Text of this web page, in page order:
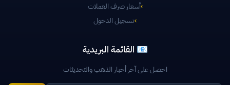
›أسعار صرف العملات
›تسجيل الدخول
📧 القائمة البريدية
احصل على آخر أخبار الذهب والتحديثات